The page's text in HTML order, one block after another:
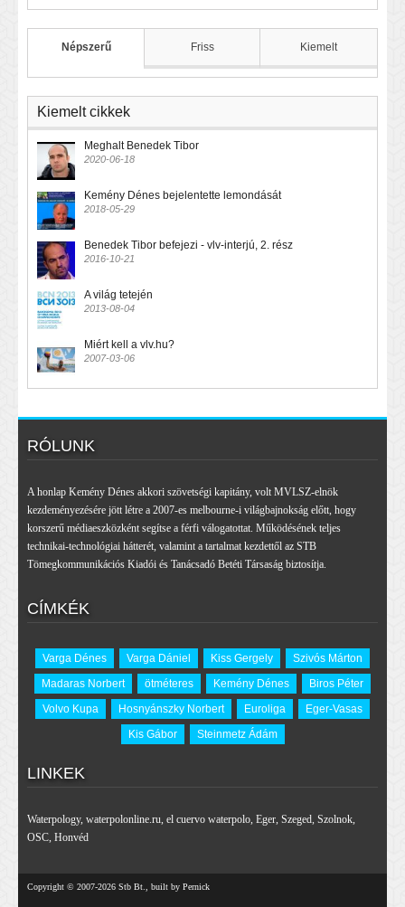
Népszerű Friss Kiemelt
Kiemelt cikkek
Meghalt Benedek Tibor
2020-06-18
Kemény Dénes bejelentette lemondását
2018-05-29
Benedek Tibor befejezi - vlv-interjú, 2. rész
2016-10-21
A világ tetején
2013-08-04
Miért kell a vlv.hu?
2007-03-06
RÓLUNK
A honlap Kemény Dénes akkori szövetségi kapitány, volt MVLSZ-elnök
kezdeményezésére jött létre a 2007-es melbourne-i világbajnokság előtt, hogy
korszerű médiaeszközként segítse a férfi válogatottat. Működésének teljes
technikai-technológiai hátterét, valamint a tartalmat kezdettől az STB
Tömegkommunikációs Kiadói és Tanácsadó Betéti Társaság biztosítja.
CÍMKÉK
Varga Dénes Varga Dániel Kiss Gergely
Szivós Márton
Madaras Norbert
ötméteres Kemény Dénes
Biros Péter
Volvo Kupa
Hosnyánszky Norbert Euroliga
Eger-Vasas
Kis Gábor
Steinmetz Ádám
LINKEK
Waterpology, waterpolonline.ru, el cuervo waterpolo, Eger, Szeged, Szolnok,
OSC, Honvéd
Copyright © 2007-2026 Stb Bt., built by Pernick